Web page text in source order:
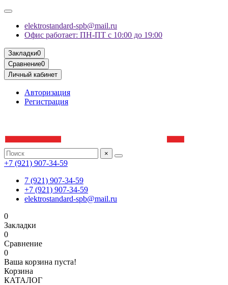
elektrostandard-spb@mail.ru
Офис работает: ПН-ПТ с 10:00 до 19:00
Закладки0
Сравнение0
Личный кабинет
Авторизация
Регистрация
×
+7 (921) 907-34-59
7 (921) 907-34-59
+7 (921) 907-34-59
elektrostandard-spb@mail.ru
0
Закладки
0
Сравнение
0
Ваша корзина пуста!
Корзина
КАТАЛОГ